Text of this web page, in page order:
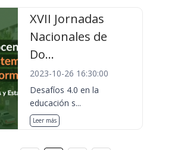
XVII Jornadas
Nacionales de
Do...
2023-10-26 16:30:00
Desafíos 4.0 en la
educación s...
Leer más